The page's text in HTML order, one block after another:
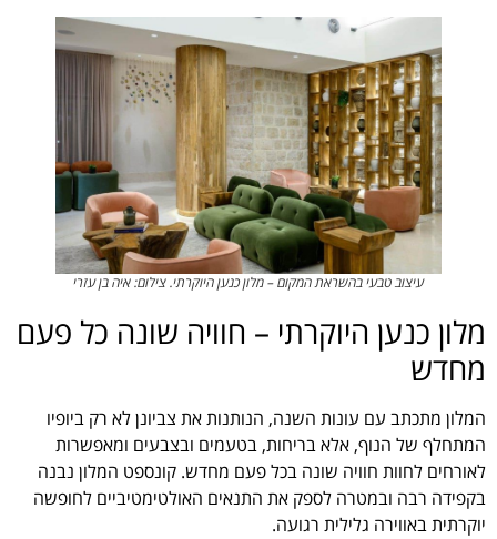
עיצוב טבעי בהשראת המקום – מלון כנען היוקרתי. צילום: איה בן עזרי
מלון כנען היוקרתי – חוויה שונה כל פעם
מחדש
המלון מתכתב עם עונות השנה, הנותנות את צביונן לא רק ביופיו
המתחלף של הנוף, אלא בריחות, בטעמים ובצבעים ומאפשרות
לאורחים לחוות חוויה שונה בכל פעם מחדש. קונספט המלון נבנה
בקפידה רבה ובמטרה לספק את התנאים האולטימטיביים לחופשה
יוקרתית באווירה גלילית רגועה.